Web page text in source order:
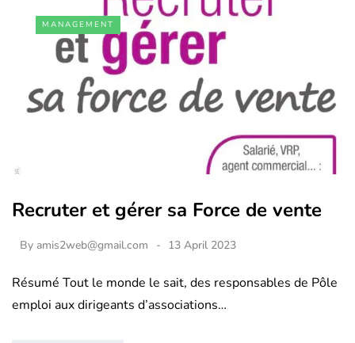
MANAGEMENT
Recruter et gérer sa Force de vente
By amis2web@gmail.com 13 April 2023
Résumé Tout le monde le sait, des responsables de Pôle
emploi aux dirigeants d’associations…